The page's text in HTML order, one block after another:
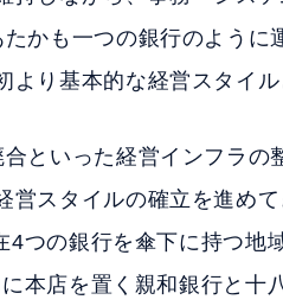
かも一つの銀行のように
り基本的な経営スタイル
といった経営インフラの
スタイルの確立を進めて
つの銀行を傘下に持つ地
本店を置く親和銀行と十